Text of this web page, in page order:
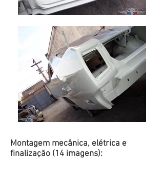
Montagem mecânica, elétrica e
finalização (14 imagens):